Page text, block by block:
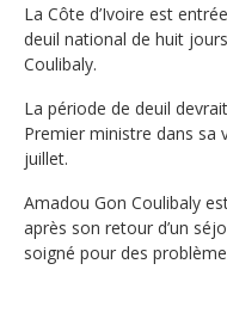
La Côte d’Ivoire est
deuil national de huit
Coulibaly.
La période de deuil
Premier ministre dans sa
juillet.
Amadou Gon Coulibaly
après son retour d’un
soigné pour des